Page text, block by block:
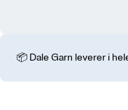
📦 Dale Garn leverer i